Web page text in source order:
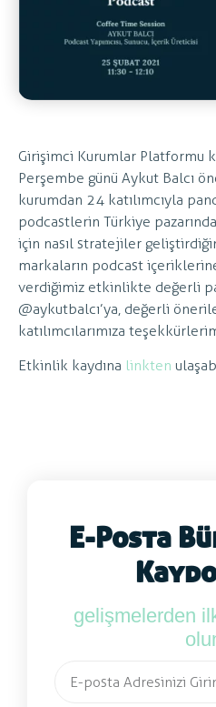
Girişimci Kurumlar Platformu
Perşembe günü Aykut Balcı
kurumdan 24 katılımcıyla
podcastlerin Türkiye
için nasıl stratejiler
markaların podcast
verdiğimiz etkinlikte değerli
@aykutbalcı’ya, değerli
katılımcılarımıza
Etkinlik kaydına linkten
E-Posta
gelişmelerden